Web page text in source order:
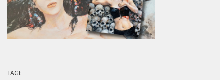
TAGI: